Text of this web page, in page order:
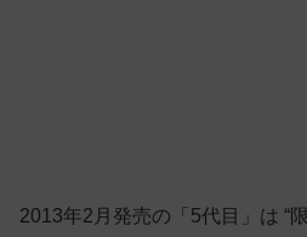
2013年2月発売の「5代目」は “